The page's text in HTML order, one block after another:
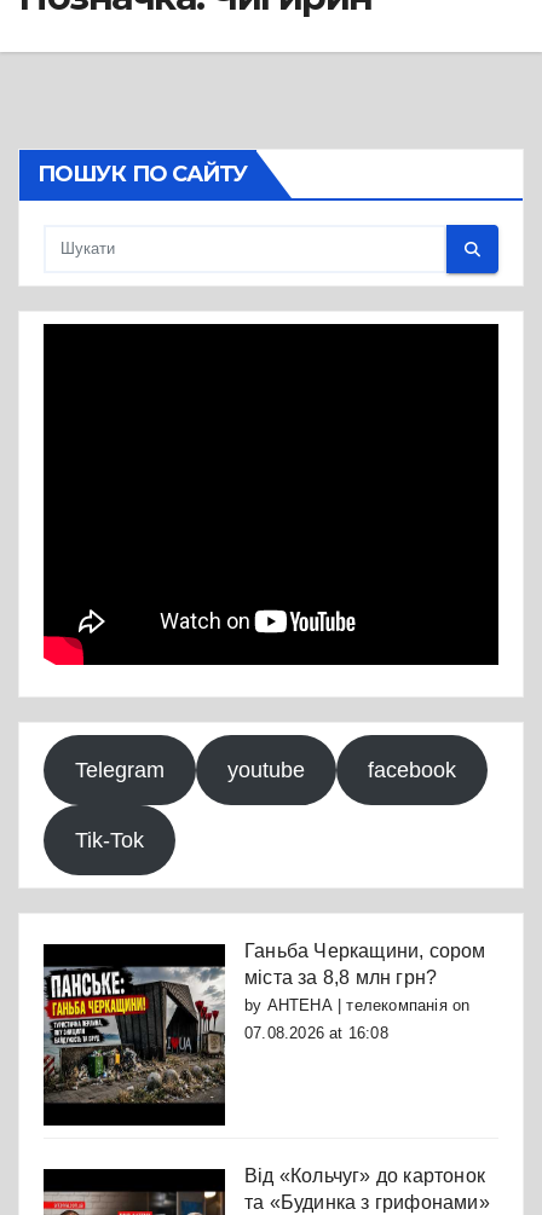
ПОШУК ПО САЙТУ
Telegram youtube facebook
Tik-Tok
Ганьба Черкащини, сором
міста за 8,8 млн грн?
by АНТЕНА | телекомпаніяon
07.08.2026 at 16:08
Від «Кольчуг» до картонок
та «Будинка з грифонами»